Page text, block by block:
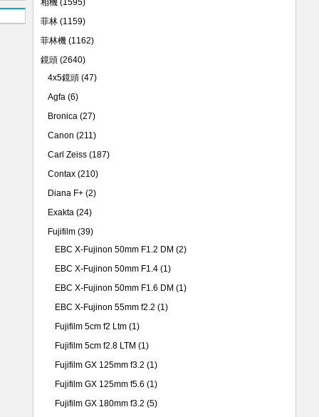
相機 (1595)
菲林 (1159)
菲林機 (1162)
鏡頭 (2640)
4x5鏡頭 (47)
Agfa (6)
Bronica (27)
Canon (211)
Carl Zeiss (187)
Contax (210)
Diana F+ (2)
Exakta (24)
Fujifilm (39)
EBC X-Fujinon 50mm F1.2 DM (2)
EBC X-Fujinon 50mm F1.4 (1)
EBC X-Fujinon 50mm F1.6 DM (1)
EBC X-Fujinon 55mm f2.2 (1)
Fujifilm 5cm f2 Ltm (1)
Fujifilm 5cm f2.8 LTM (1)
Fujifilm GX 125mm f3.2 (1)
Fujifilm GX 125mm f5.6 (1)
Fujifilm GX 180mm f3.2 (5)